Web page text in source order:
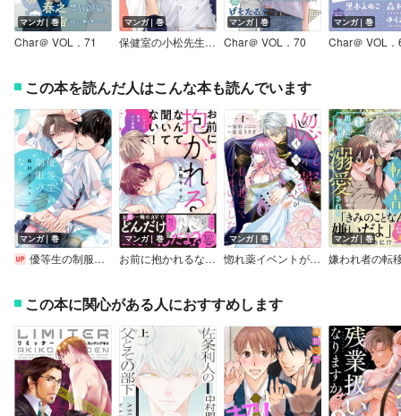
マンガ｜巻
Char＠ VOL．71
マンガ｜巻
保健室の小松先生が誰にでも優しい理由【SS付き電子限定版】
マンガ｜巻
Char＠ VOL．70
マンガ｜巻
Char＠ VOL
この本を読んだ人はこんな本も読んでいます
マンガ｜巻
優等生の制服のなか
マンガ｜巻
お前に抱かれるなんて聞いてない！～ハマった男はAV男優【単行本版／電子限定おまけ付き】
マンガ｜巻
惚れ薬イベントが私に起きてしまいました
マンガ｜巻
この本に関心がある人におすすめします